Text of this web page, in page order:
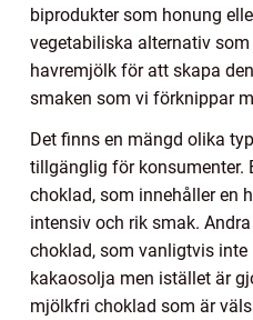
biprodukter som honung
vegetabiliska alternativ som
havremjölk för att skapa
smaken som vi förknippar
Det finns en mängd olika
tillgänglig för konsumenter.
choklad, som innehåller en
intensiv och rik smak.
choklad, som vanligtvis inte
kakaosolja men istället är
mjölkfri choklad som är